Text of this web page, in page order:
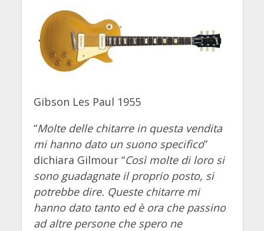
Gibson Les Paul 1955
“Molte delle chitarre in questa vendita
mi hanno dato un suono specifico”
dichiara Gilmour “Così molte di loro si
sono guadagnate il proprio posto, si
potrebbe dire. Queste chitarre mi
hanno dato tanto ed è ora che passino
ad altre persone che spero ne